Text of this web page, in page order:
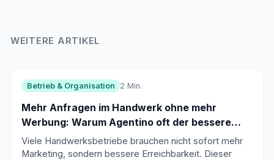
WEITERE ARTIKEL
Betrieb & Organisation 2 Min.
Mehr Anfragen im Handwerk ohne mehr
Werbung: Warum Agentino oft der bessere
Hebel ist
Viele Handwerksbetriebe brauchen nicht sofort mehr
Marketing, sondern bessere Erreichbarkeit. Dieser